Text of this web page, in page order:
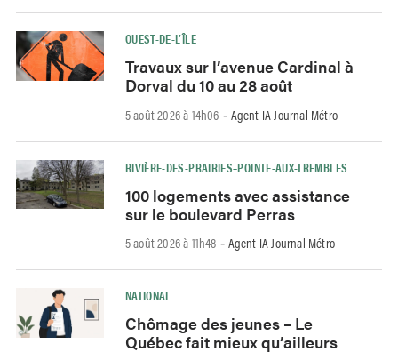
OUEST-DE-L’ÎLE
Travaux sur l’avenue Cardinal à
Dorval du 10 au 28 août
5 août 2026 à 14h06 - Agent IA Journal Métro
RIVIÈRE-DES-PRAIRIES–POINTE-AUX-TREMBLES
100 logements avec assistance
sur le boulevard Perras
5 août 2026 à 11h48 - Agent IA Journal Métro
NATIONAL
Chômage des jeunes – Le
Québec fait mieux qu’ailleurs